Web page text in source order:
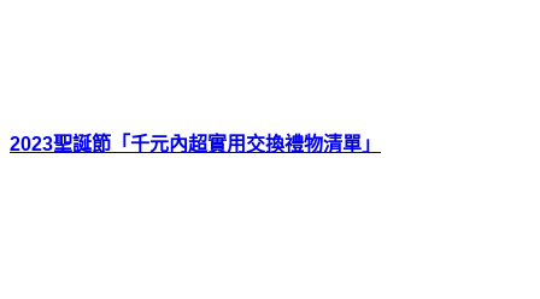
2023聖誕節「千元內超實用交換禮物清單」